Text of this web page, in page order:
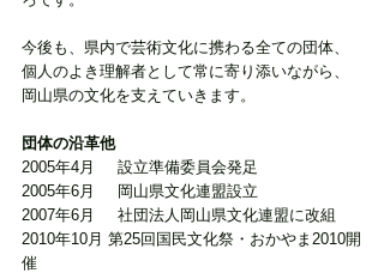
今後も、県内で芸術文化に携わる全ての団体、
個人のよき理解者として常に寄り添いながら、
岡山県の文化を支えていきます。
団体の沿革他
2005年4月	設立準備委員会発足
2005年6月	岡山県文化連盟設立
2007年6月	社団法人岡山県文化連盟に改組
2010年10月 第25回国民文化祭・おかやま2010開
催